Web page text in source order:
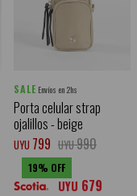
SALE Envíos en 2hs
Porta celular strap
ojalillos - beige
UYU 799 UYU990
19
UYU 679